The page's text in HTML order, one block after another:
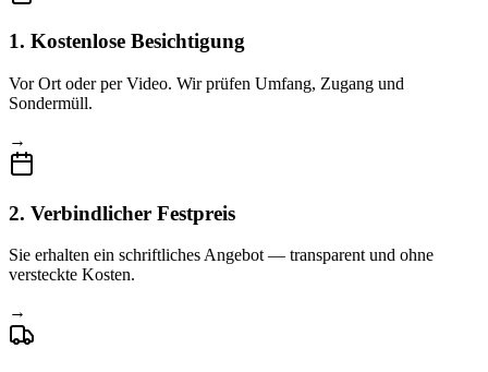
1. Kostenlose Besichtigung
Vor Ort oder per Video. Wir prüfen Umfang, Zugang und
Sondermüll.
→
2. Verbindlicher Festpreis
Sie erhalten ein schriftliches Angebot — transparent und ohne
versteckte Kosten.
→